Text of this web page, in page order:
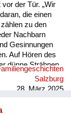
der Tür. „Wir
die einen
zu den
Nachbarn
Gesinnungen
Auf Hören des
dünne Strähnen
schwarz ist. Es
letzten trockenen
Salzburg
28. März 2025